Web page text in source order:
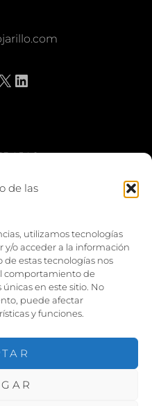
de las
utilizamos tecnologías
y/o acceder a la información
estas tecnologías nos
comportamiento de
en este sitio. No
puede afectar
y funciones.
LinkedIn